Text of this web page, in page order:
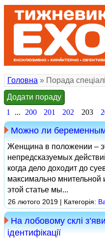
Головна » Порада
Додати пораду
1
... 200 201 202 203
Можно ли
Женщина в положении –
непредсказуемых
когда дело доходит до
максимально мнительной
этой статье мы...
26 лютого 2019 | Категорія:
На лобовому склі
ідентифікації